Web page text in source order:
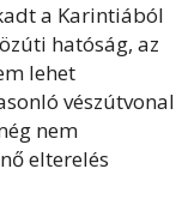
a Karintiából
hatóság, az
lehet
vészútvonal
nem
elterelés